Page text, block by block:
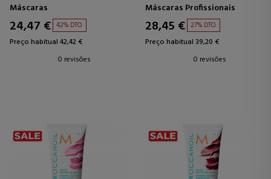
Máscaras
24,47 € 42% DTO.
Preço habitual 42,42 €
0 revisões
Máscaras Profissionais
28,45 € 27% DTO.
Preço habitual 39,20 €
0 revisões